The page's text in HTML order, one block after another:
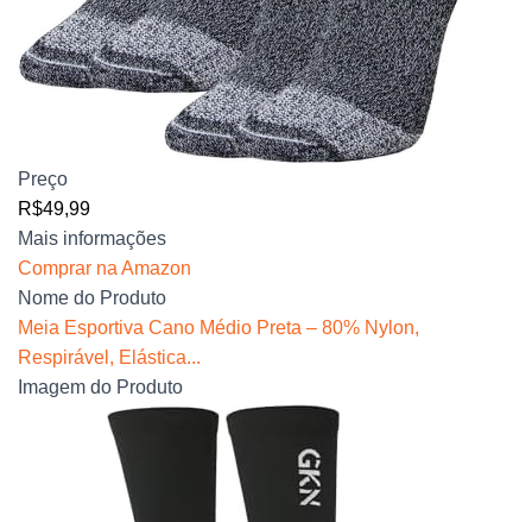
Preço
R$49,99
Mais informações
Comprar na Amazon
Nome do Produto
Meia Esportiva Cano Médio Preta – 80% Nylon,
Respirável, Elástica...
Imagem do Produto